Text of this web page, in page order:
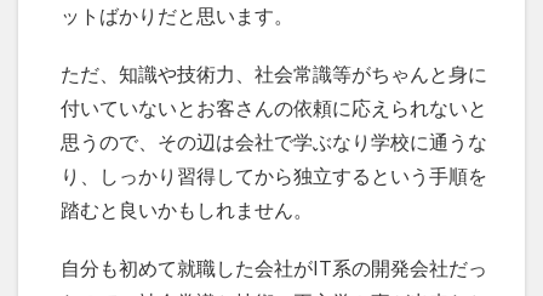
ットばかりだと思います。
ただ、知識や技術力、社会常識等がちゃんと身に
付いていないとお客さんの依頼に応えられないと
思うので、その辺は会社で学ぶなり学校に通うな
り、しっかり習得してから独立するという手順を
踏むと良いかもしれません。
自分も初めて就職した会社がIT系の開発会社だっ